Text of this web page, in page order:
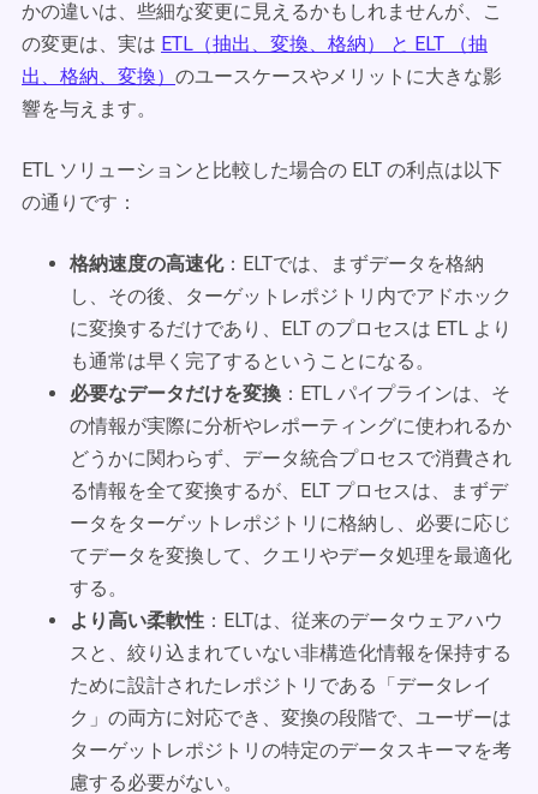
かの違いは、些細な変更に見えるかもしれませんが、こ
の変更は、実は ETL（抽出、変換、格納） と ELT （抽
出、格納、変換） のユースケースやメリットに大きな影
響を与えます。
ETL ソリューションと比較した場合の ELT の利点は以下
の通りです：
格納速度の高速化：ELTでは、まずデータを格納
し、その後、ターゲットレポジトリ内でアドホック
に変換するだけであり、ELT のプロセスは ETL より
も通常は早く完了するということになる。
必要なデータだけを変換 ：ETL パイプラインは、そ
の情報が実際に分析やレポーティングに使われるか
どうかに関わらず、データ統合プロセスで消費され
る情報を全て変換するが、ELT プロセスは、まずデ
ータをターゲットレポジトリに格納し、必要に応じ
てデータを変換して、クエリやデータ処理を最適化
する。
より高い柔軟性 ：ELTは、従来のデータウェアハウ
スと、絞り込まれていない非構造化情報を保持する
ために設計されたレポジトリである「データレイ
ク」の両方に対応でき、変換の段階で、ユーザーは
ターゲットレポジトリの特定のデータスキーマを考
慮する必要がない。